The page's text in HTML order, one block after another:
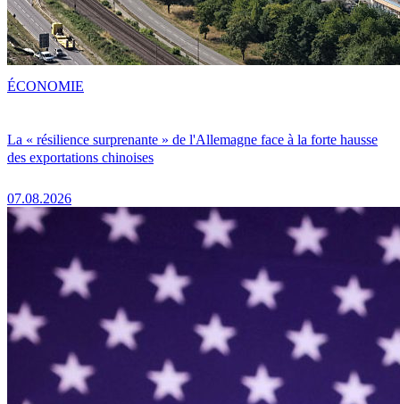
La « résilience surprenante » de l'Allemagne face à la forte hausse
des exportations chinoises
07.08.2026
ÉCONOMIE